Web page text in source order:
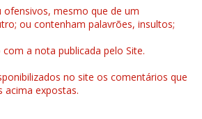
ofensivos, mesmo que de um
ou contenham palavrões, insultos;
a nota publicada pelo Site.
no site os comentários que
acima expostas.